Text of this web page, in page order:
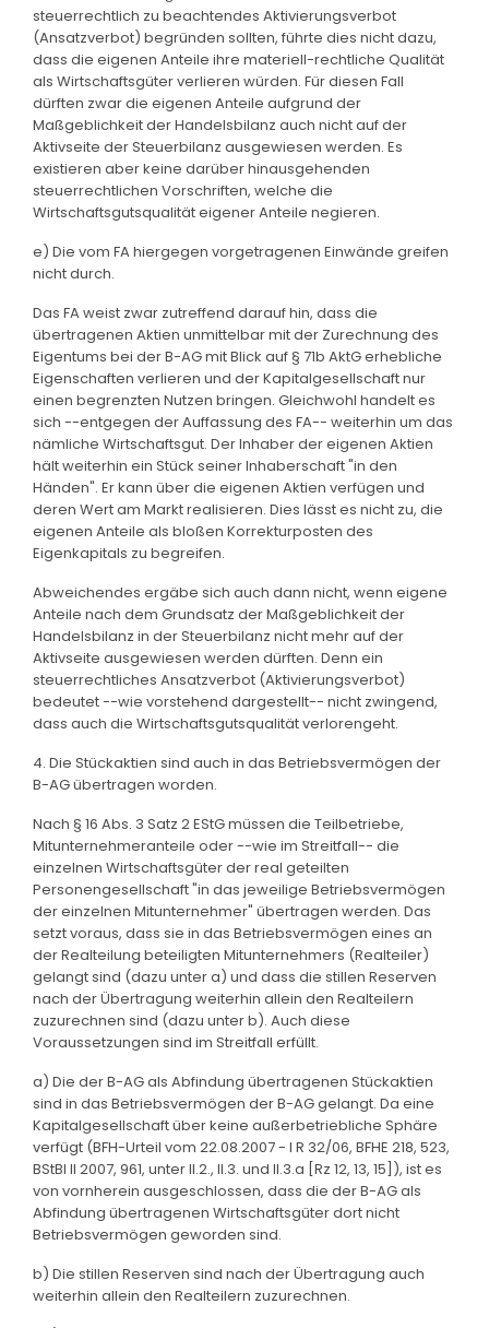
steuerrechtlich zu beachtendes Aktivierungsverbot
(Ansatzverbot) begründen sollten, führte dies nicht dazu,
dass die eigenen Anteile ihre materiell-rechtliche Qualität
als Wirtschaftsgüter verlieren würden. Für diesen Fall
dürften zwar die eigenen Anteile aufgrund der
Maßgeblichkeit der Handelsbilanz auch nicht auf der
Aktivseite der Steuerbilanz ausgewiesen werden. Es
existieren aber keine darüber hinausgehenden
steuerrechtlichen Vorschriften, welche die
Wirtschaftsgutsqualität eigener Anteile negieren.
e) Die vom FA hiergegen vorgetragenen Einwände greifen
nicht durch.
Das FA weist zwar zutreffend darauf hin, dass die
übertragenen Aktien unmittelbar mit der Zurechnung des
Eigentums bei der B-AG mit Blick auf § 71b AktG erhebliche
Eigenschaften verlieren und der Kapitalgesellschaft nur
einen begrenzten Nutzen bringen. Gleichwohl handelt es
sich --entgegen der Auffassung des FA-- weiterhin um das
nämliche Wirtschaftsgut. Der Inhaber der eigenen Aktien
hält weiterhin ein Stück seiner Inhaberschaft "in den
Händen". Er kann über die eigenen Aktien verfügen und
deren Wert am Markt realisieren. Dies lässt es nicht zu, die
eigenen Anteile als bloßen Korrekturposten des
Eigenkapitals zu begreifen.
Abweichendes ergäbe sich auch dann nicht, wenn eigene
Anteile nach dem Grundsatz der Maßgeblichkeit der
Handelsbilanz in der Steuerbilanz nicht mehr auf der
Aktivseite ausgewiesen werden dürften. Denn ein
steuerrechtliches Ansatzverbot (Aktivierungsverbot)
bedeutet --wie vorstehend dargestellt-- nicht zwingend,
dass auch die Wirtschaftsgutsqualität verlorengeht.
4. Die Stückaktien sind auch in das Betriebsvermögen der
B-AG übertragen worden.
Nach § 16 Abs. 3 Satz 2 EStG müssen die Teilbetriebe,
Mitunternehmeranteile oder --wie im Streitfall-- die
einzelnen Wirtschaftsgüter der real geteilten
Personengesellschaft "in das jeweilige Betriebsvermögen
der einzelnen Mitunternehmer" übertragen werden. Das
setzt voraus, dass sie in das Betriebsvermögen eines an
der Realteilung beteiligten Mitunternehmers (Realteiler)
gelangt sind (dazu unter a) und dass die stillen Reserven
nach der Übertragung weiterhin allein den Realteilern
zuzurechnen sind (dazu unter b). Auch diese
Voraussetzungen sind im Streitfall erfüllt.
a) Die der B-AG als Abfindung übertragenen Stückaktien
sind in das Betriebsvermögen der B-AG gelangt. Da eine
Kapitalgesellschaft über keine außerbetriebliche Sphäre
verfügt (BFH-Urteil vom 22.08.2007 - I R 32/06, BFHE 218, 523,
BStBl II 2007, 961, unter II.2., II.3. und II.3.a [Rz 12, 13, 15]), ist es
von vornherein ausgeschlossen, dass die der B-AG als
Abfindung übertragenen Wirtschaftsgüter dort nicht
Betriebsvermögen geworden sind.
b) Die stillen Reserven sind nach der Übertragung auch
weiterhin allein den Realteilern zuzurechnen.